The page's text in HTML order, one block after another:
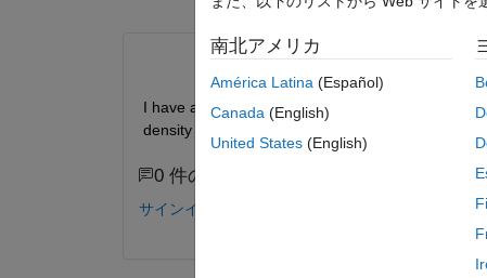
I have a .mat file where the 7th (latitude) and 8th
density map ( Lightning Strokes / square km/ day)
0 件のコメント
サインインしてコメントする。
南北アメリカ
América Latina (Español)
Canada (English)
United States (English)